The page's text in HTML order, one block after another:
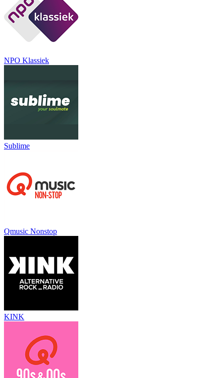
NPO Klassiek
Sublime
Qmusic Nonstop
KINK